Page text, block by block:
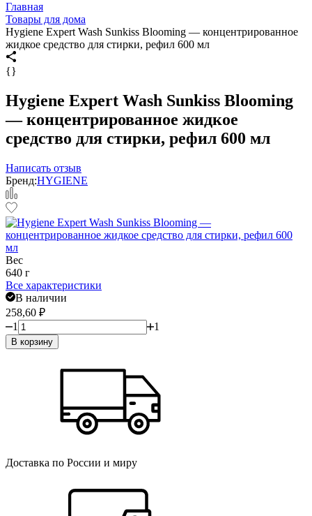
Главная
Товары для дома
Hygiene Expert Wash Sunkiss Blooming — концентрированное
жидкое средство для стирки, рефил 600 мл
{}
Hygiene Expert Wash Sunkiss Blooming
— концентрированное жидкое
средство для стирки, рефил 600 мл
Написать отзыв
Бренд:HYGIENE
Вес
640 г
Все характеристики
В наличии
258,60 ₽
1
1
В корзину
Доставка по России и миру